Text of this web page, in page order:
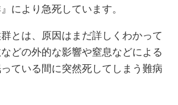
により急死しています。
とは、原因はまだ詳しくわかって
どの外的な影響や窒息などによる
ている間に突然死してしまう難病